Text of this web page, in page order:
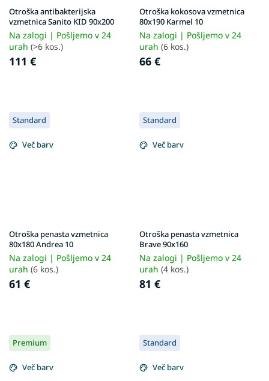
Otroška antibakterijska
vzmetnica Sanito KID 90x200
Na zalogi | Pošljemo v 24
urah (>6 kos.)
111 €
Otroška kokosova vzmetnica
80x190 Karmel 10
Na zalogi | Pošljemo v 24
urah (6 kos.)
66 €
Standard
Več barv
Otroška penasta vzmetnica
80x180 Andrea 10
Na zalogi | Pošljemo v 24
urah (6 kos.)
61 €
Standard
Več barv
Otroška penasta vzmetnica
Brave 90x160
Na zalogi | Pošljemo v 24
urah (4 kos.)
81 €
Premium
Več barv
Standard
Več barv